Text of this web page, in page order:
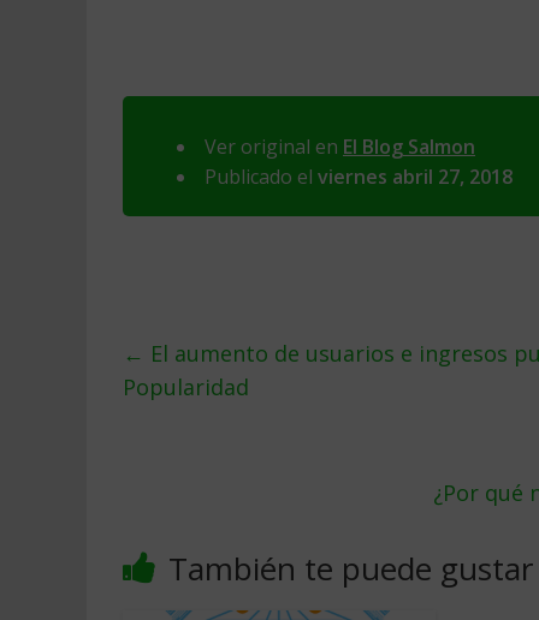
Ver original en El Blog Salmon
Publicado el viernes abril 27, 2018
← El aumento de usuarios e ingresos
Popularidad
¿Por qué
También te puede gustar